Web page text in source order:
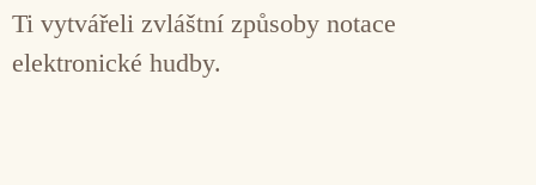
Ti vytvářeli zvláštní způsoby notace
elektronické hudby.